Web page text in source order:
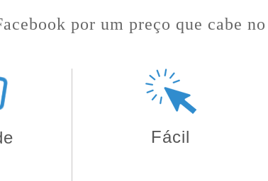
por um preço que cabe
Fácil